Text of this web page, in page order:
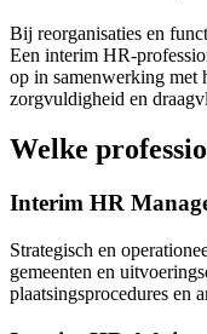
Bij reorganisaties en
Een interim HR-
op in samenwerking met
zorgvuldigheid en
Welke
Interim HR
Strategisch en
gemeenten en
plaatsingsprocedures en